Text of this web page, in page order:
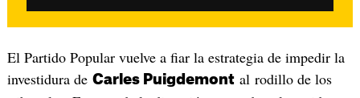
El Partido Popular vuelve a fiar la estrategia de impedir la
investidura de Carles Puigdemontal rodillo de los